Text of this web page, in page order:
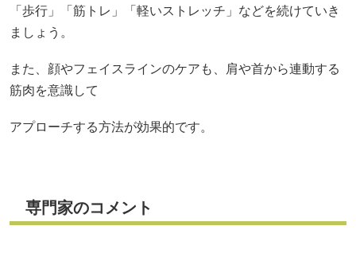
「歩行」「筋トレ」「軽いストレッチ」などを続けていき
ましょう。
また、顔やフェイスラインのケアも、肩や首から連動する
筋肉を意識して
アプローチする方法が効果的です。
専門家のコメント